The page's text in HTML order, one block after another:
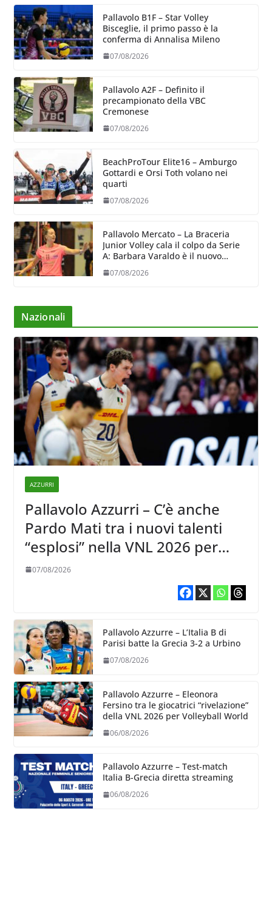
Pallavolo B1F – Star Volley
Bisceglie, il primo passo è la
conferma di Annalisa Mileno
07/08/2026
Pallavolo A2F – Definito il
precampionato della VBC
Cremonese
07/08/2026
BeachProTour Elite16 – Amburgo
Gottardi e Orsi Toth volano nei
quarti
07/08/2026
Pallavolo Mercato – La Braceria
Junior Volley cala il colpo da Serie
A: Barbara Varaldo è il nuovo
riferimento dell’attacco gialloviola
07/08/2026
Nazionali
AZZURRI
Pallavolo Azzurri – C’è anche
Pardo Mati tra i nuovi talenti
“esplosi” nella VNL 2026 per
Volleyball World
07/08/2026
Pallavolo Azzurre – L’Italia B di
Parisi batte la Grecia 3-2 a Urbino
07/08/2026
Pallavolo Azzurre – Eleonora
Fersino tra le giocatrici “rivelazione”
della VNL 2026 per Volleyball World
06/08/2026
Pallavolo Azzurre – Test-match
Italia B-Grecia diretta streaming
06/08/2026